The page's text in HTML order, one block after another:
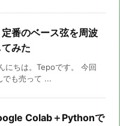
定番のベース弦を周波
みた
にちは。Tepoです。 今回
でも売って ...
Colab＋Pythonで